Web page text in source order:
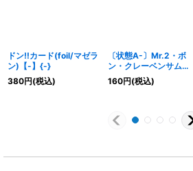
ドン!!カード(foil/マゼラ
ン)【-】{-}
380円(税込)
〔状態A-〕Mr.2・ボ
ン・クレーベンサム
【SR】{OP14-091}
160円(税込)